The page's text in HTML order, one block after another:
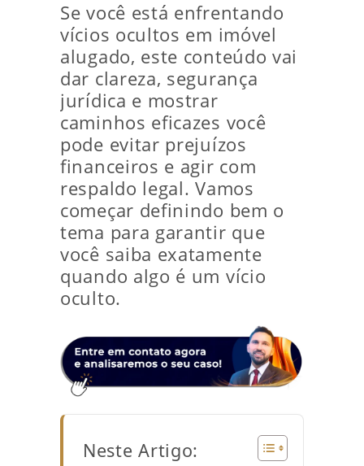
Se você está enfrentando
vícios ocultos em imóvel
alugado, este conteúdo vai
dar clareza, segurança
jurídica e mostrar
caminhos eficazes você
pode evitar prejuízos
financeiros e agir com
respaldo legal. Vamos
começar definindo bem o
tema para garantir que
você saiba exatamente
quando algo é um vício
oculto.
Neste Artigo: